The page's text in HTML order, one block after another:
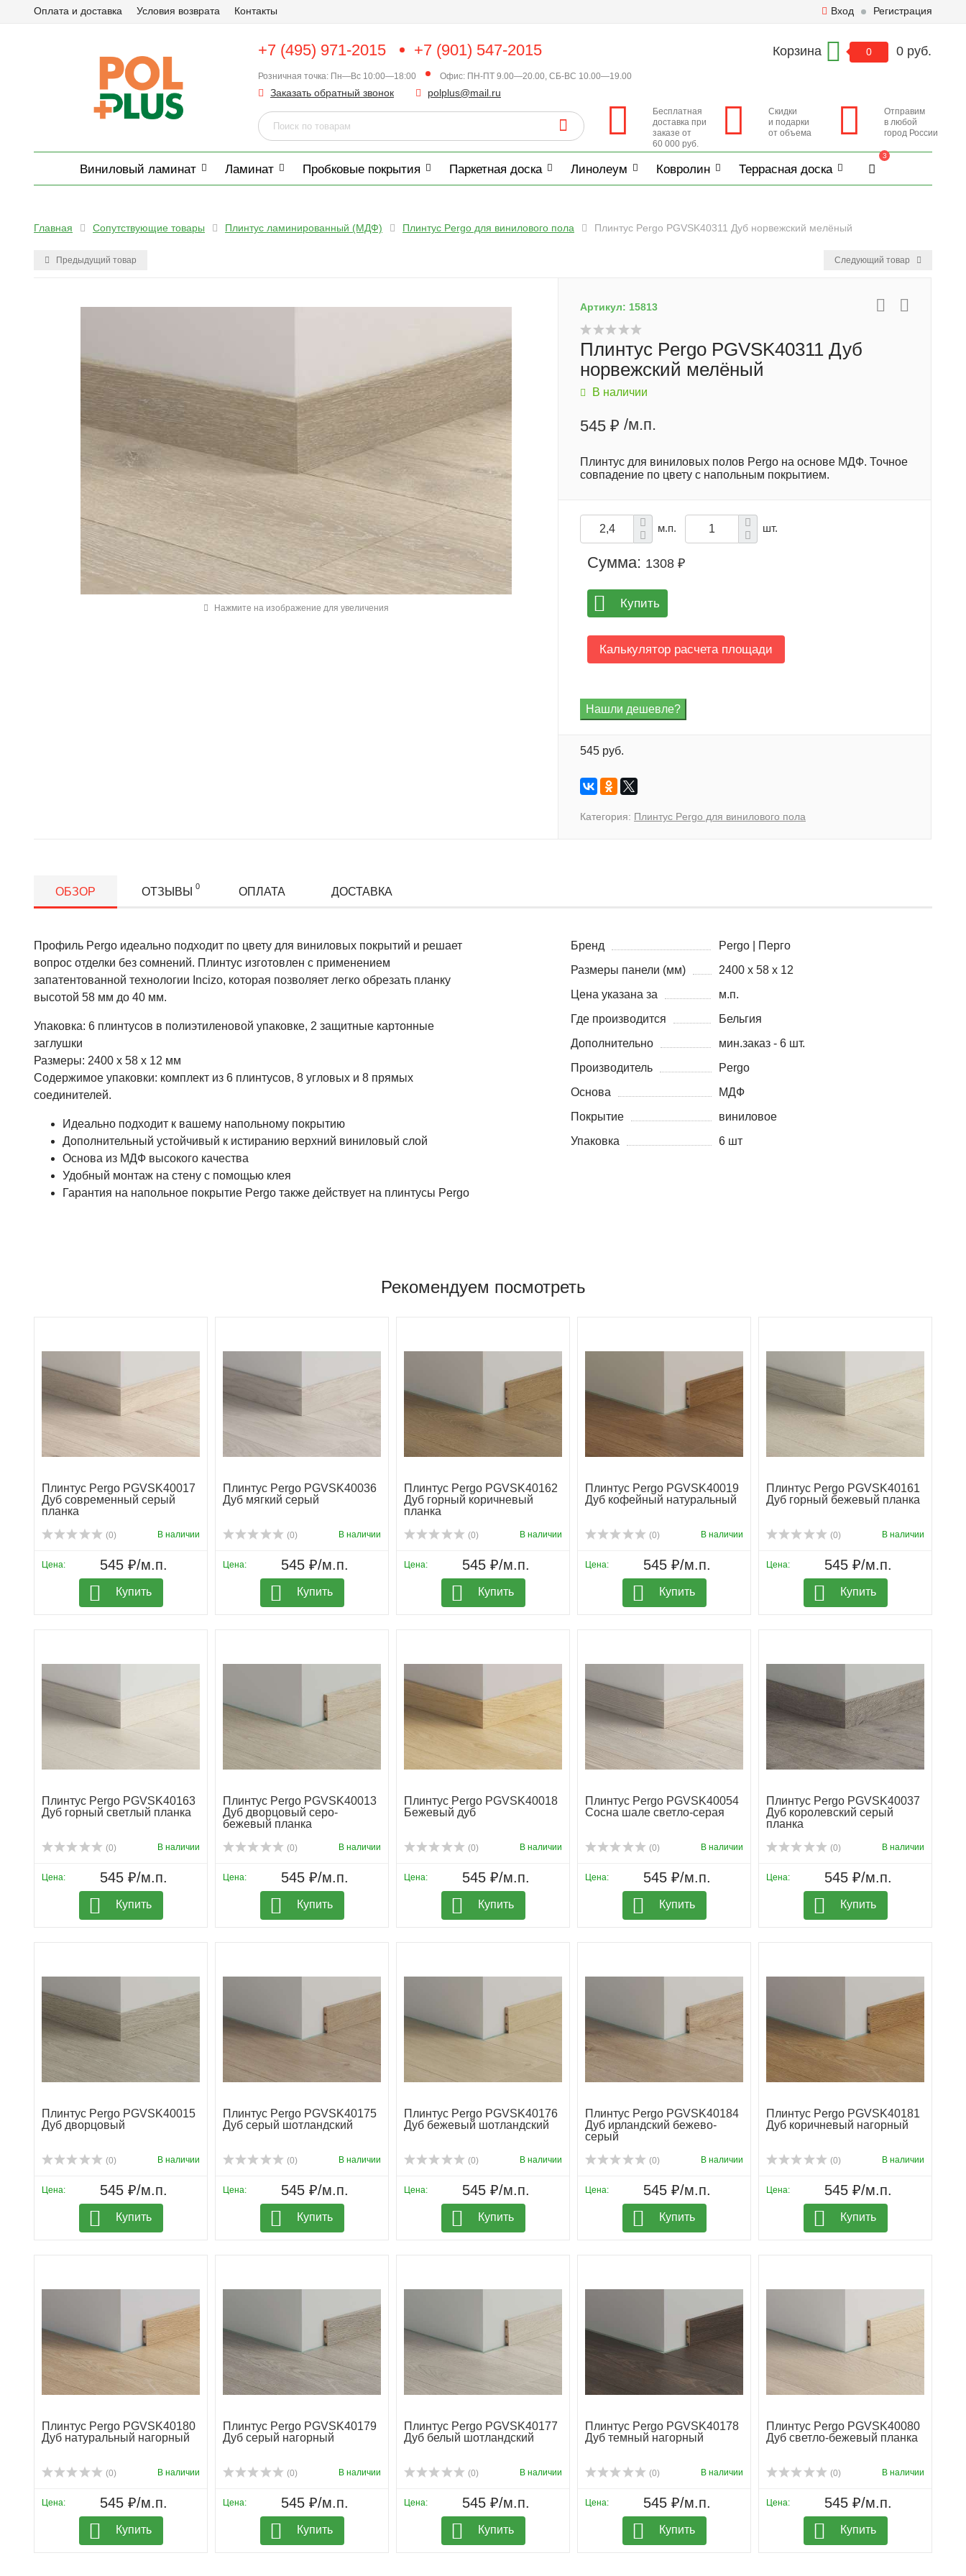
Оплата и доставка Условия возврата Контакты Вход Регистрация
+7 (495) 971-2015 +7 (901) 547-2015
Розничная точка: Пн—Вс 10:00—18:00 Офис: ПН-ПТ 9.00—20.00, СБ-ВС 10.00—19.00
Заказать обратный звонок polplus@mail.ru
Корзина 0 0 руб.
Бесплатная
доставка при
заказе от
60 000 руб.
Скидки
и подарки
от объема
Отправим
в любой
город России
Виниловый ламинат Ламинат Пробковые покрытия Паркетная доска Линолеум Ковролин Террасная доска
3
Главная Сопутствующие товары Плинтус ламинированный (МДФ) Плинтус Pergo для винилового пола Плинтус Pergo PGVSK40311 Дуб норвежский мелёный
Предыдущий товар Следующий товар
Нажмите на изображение для увеличения
Артикул: 15813
Плинтус Pergo PGVSK40311 Дуб
норвежский мелёный
В наличии
545 ₽ /м.п.
Плинтус для виниловых полов Pergo на основе МДФ. Точное
совпадение по цвету с напольным покрытием.
м.п. шт.
Сумма: 1308 ₽
Купить
Калькулятор расчета площади
545 руб.
Категория: Плинтус Pergo для винилового пола
ОБЗОР ОТЗЫВЫ 0 ОПЛАТА ДОСТАВКА
Профиль Pergo идеально подходит по цвету для виниловых покрытий и решает
вопрос отделки без сомнений. Плинтус изготовлен с применением
запатентованной технологии Incizo, которая позволяет легко обрезать планку
высотой 58 мм до 40 мм.
Упаковка: 6 плинтусов в полиэтиленовой упаковке, 2 защитные картонные
заглушки
Размеры: 2400 x 58 x 12 мм
Содержимое упаковки: комплект из 6 плинтусов, 8 угловых и 8 прямых
соединителей.
Идеально подходит к вашему напольному покрытию
Дополнительный устойчивый к истиранию верхний виниловый слой
Основа из МДФ высокого качества
Удобный монтаж на стену с помощью клея
Гарантия на напольное покрытие Pergo также действует на плинтусы Pergo
Бренд
Pergo | Перго
Размеры панели (мм)
2400 x 58 x 12
Цена указана за
м.п.
Где производится
Бельгия
Дополнительно
мин.заказ - 6 шт.
Производитель
Pergo
Основа
МДФ
Покрытие
виниловое
Упаковка
6 шт
Рекомендуем посмотреть
Плинтус Pergo PGVSK40017
Дуб современный серый
планка
(0) В наличии
Цена: 545 ₽/м.п.
Купить
Плинтус Pergo PGVSK40036
Дуб мягкий серый
(0) В наличии
Цена: 545 ₽/м.п.
Купить
Плинтус Pergo PGVSK40162
Дуб горный коричневый
планка
(0) В наличии
Цена: 545 ₽/м.п.
Купить
Плинтус Pergo PGVSK40019
Дуб кофейный натуральный
(0) В наличии
Цена: 545 ₽/м.п.
Купить
Плинтус Pergo PGVSK40161
Дуб горный бежевый планка
(0) В наличии
Цена: 545 ₽/м.п.
Купить
Плинтус Pergo PGVSK40163
Дуб горный светлый планка
(0) В наличии
Цена: 545 ₽/м.п.
Купить
Плинтус Pergo PGVSK40013
Дуб дворцовый серо-
бежевый планка
(0) В наличии
Цена: 545 ₽/м.п.
Купить
Плинтус Pergo PGVSK40018
Бежевый дуб
(0) В наличии
Цена: 545 ₽/м.п.
Купить
Плинтус Pergo PGVSK40054
Сосна шале светло-серая
(0) В наличии
Цена: 545 ₽/м.п.
Купить
Плинтус Pergo PGVSK40037
Дуб королевский серый
планка
(0) В наличии
Цена: 545 ₽/м.п.
Купить
Плинтус Pergo PGVSK40015
Дуб дворцовый
(0) В наличии
Цена: 545 ₽/м.п.
Купить
Плинтус Pergo PGVSK40175
Дуб серый шотландский
(0) В наличии
Цена: 545 ₽/м.п.
Купить
Плинтус Pergo PGVSK40176
Дуб бежевый шотландский
(0) В наличии
Цена: 545 ₽/м.п.
Купить
Плинтус Pergo PGVSK40184
Дуб ирландский бежево-
серый
(0) В наличии
Цена: 545 ₽/м.п.
Купить
Плинтус Pergo PGVSK40181
Дуб коричневый нагорный
(0) В наличии
Цена: 545 ₽/м.п.
Купить
Плинтус Pergo PGVSK40180
Дуб натуральный нагорный
(0) В наличии
Цена: 545 ₽/м.п.
Купить
Плинтус Pergo PGVSK40179
Дуб серый нагорный
(0) В наличии
Цена: 545 ₽/м.п.
Купить
Плинтус Pergo PGVSK40177
Дуб белый шотландский
(0) В наличии
Цена: 545 ₽/м.п.
Купить
Плинтус Pergo PGVSK40178
Дуб темный нагорный
(0) В наличии
Цена: 545 ₽/м.п.
Купить
Плинтус Pergo PGVSK40080
Дуб светло-бежевый планка
(0) В наличии
Цена: 545 ₽/м.п.
Купить